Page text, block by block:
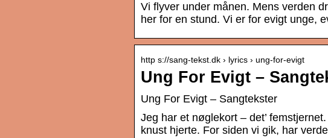
Vi flyver under månen. Mens verden
her for en stund. Vi er for evigt unge,
http s://sang-tekst.dk › lyrics › ung-for-evigt
Ung For Evigt –
Ung For Evigt – Sangtekster
Jeg har et nøglekort – det’
knust hjerte. For siden vi gik, har